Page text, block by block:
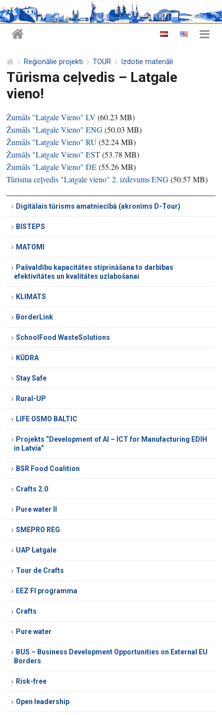
Reģionālie projekti TOUR Izdotie materiāli
Tūrisma ceļvedis – Latgale
vieno!
Žurnāls "Latgale Vieno" LV (60.23 MB)
Žurnāls "Latgale Vieno" ENG(50.03 MB)
Žurnāls "Latgale Vieno" RU (52.24 MB)
Žurnāls "Latgale Vieno" EST(53.78 MB)
Žurnāls "Latgale Vieno" DE(55.26 MB)
Tūrisma ceļvedis "Latgale vieno" 2. izdevums ENG(50.57 MB)
Digitālais tūrisms amatniecībā (akronīms D-Tour)
BISTEPS
MATOMI
Pašvaldību kapacitātes stiprināšana to darbības
efektivitātes un kvalitātes uzlabošanai
KLIMATS
BorderLink
SchoolFood WasteSolutions
KŪDRA
Stay Safe
Rural-UP
LIFE OSMO BALTIC
Projekts “Development of AI – ICT for Manufacturing EDIH
in Latvia”
BSR Food Coalition
Crafts 2.0
Pure water II
SMEPRO REG
UAP Latgale
Tour de Crafts
EEZ FI programma
Crafts
Pure water
BUS – Business Development Opportunities on External EU
Borders
Risk-free
Open leadership